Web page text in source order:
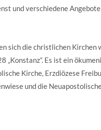
und verschiedene
sich die christlichen Kirchen
Es ist ein
Kirche, Erzdiözese
und die